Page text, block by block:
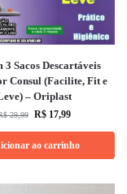
3 Sacos Descartáveis
Consul (Facilite, Fit e
– Oriplast
29,99 R$17,99
ao carrinho